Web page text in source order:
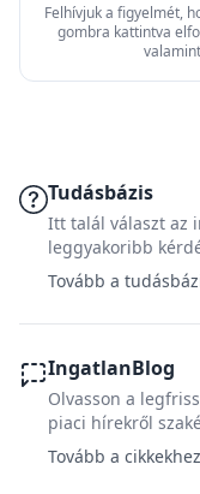
Felhívjuk a figyelmét,
gombra kattintva
Tudásbázis
Itt talál választ az
leggyakoribb
Tovább a
IngatlanBlog
Olvasson a
piaci hírekről
Tovább a cikkekhez